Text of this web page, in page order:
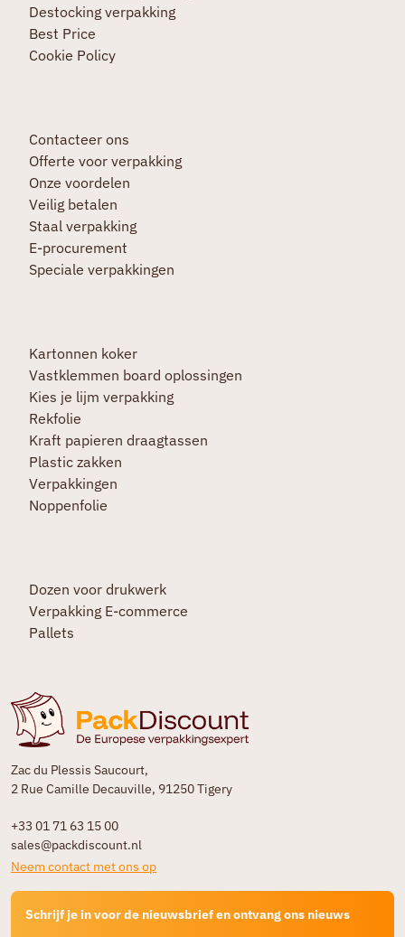
Zac du Plessis Saucourt,
2 Rue Camille Decauville, 91250 Tigery
+33 01 71 63 15 00
sales@packdiscount.nl
Neem contact met ons op
Schrijf je in voor de nieuwsbrief en ontvang ons nieuws
Destocking verpakking
Best Price
Cookie Policy
Contacteer ons
Offerte voor verpakking
Onze voordelen
Veilig betalen
Staal verpakking
E-procurement
Speciale verpakkingen
Kartonnen koker
Vastklemmen board oplossingen
Kies je lijm verpakking
Rekfolie
Kraft papieren draagtassen
Plastic zakken
Verpakkingen
Noppenfolie
Dozen voor drukwerk
Verpakking E-commerce
Pallets